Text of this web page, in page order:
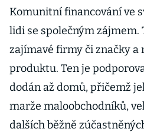
Komunitní financování ve
lidi se společným zájmem.
zajímavé firmy či značky a
produktu. Ten je
dodán až domů, přičemž
marže maloobchodníků,
dalších běžně